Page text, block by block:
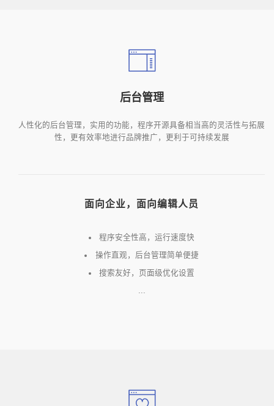
后台管理
人性化的后台管理，实用的功能，程序开源具备相当高的灵活性与拓展
性，更有效率地进行品牌推广，更利于可持续发展
面向企业，面向编辑人员
程序安全性高，运行速度快
操作直观，后台管理简单便捷
搜索友好，页面级优化设置